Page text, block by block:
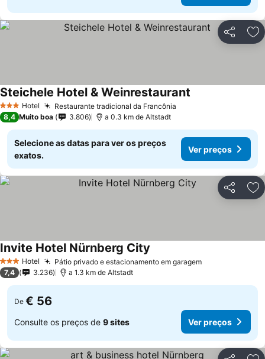
Partilhar
3 EstrelasHotel Restaurante tradicional da Francônia
Steichele Hotel & Weinrestaurant
8,4 Muito boa 3.806 a 0.3 km de Altstadt
Selecione as datas para ver os preços
exatos.
Ver preços
Partilhar
3 EstrelasHotel Pátio privado e estacionamento em garagemVer preços
Invite Hotel Nürnberg City
7,4 3.236 a 1.3 km de Altstadt
De € 56
Consulte os preços de 9 sites Ver preços